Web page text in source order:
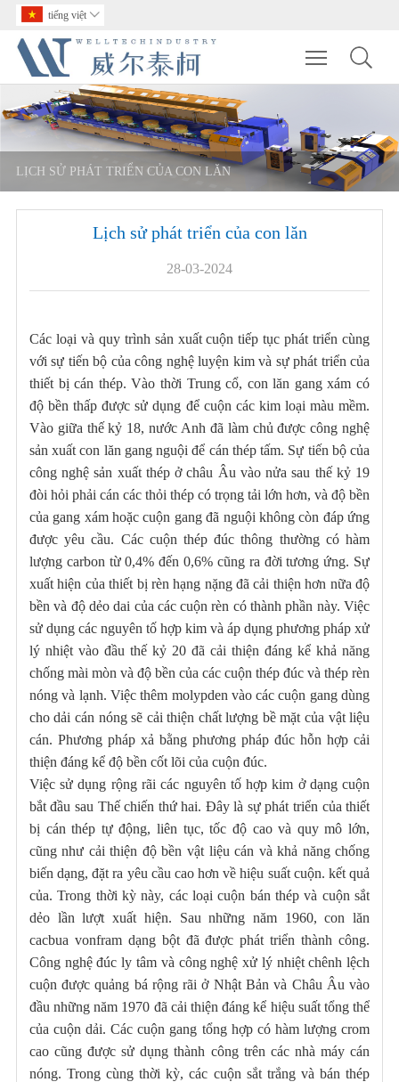
tiếng việt 
Toggle
LỊCH SỬ PHÁT TRIỂN CỦA CON LĂN
Lịch sử phát triển của con lăn
28-03-2024
Các loại và quy trình sản xuất cuộn tiếp tục phát triển cùng
với sự tiến bộ của công nghệ luyện kim và sự phát triển của
thiết bị cán thép. Vào thời Trung cổ, con lăn gang xám có
độ bền thấp được sử dụng để cuộn các kim loại màu mềm.
Vào giữa thế kỷ 18, nước Anh đã làm chủ được công nghệ
sản xuất con lăn gang nguội để cán thép tấm. Sự tiến bộ của
công nghệ sản xuất thép ở châu Âu vào nửa sau thế kỷ 19
đòi hỏi phải cán các thỏi thép có trọng tải lớn hơn, và độ bền
của gang xám hoặc cuộn gang đã nguội không còn đáp ứng
được yêu cầu. Các cuộn thép đúc thông thường có hàm
lượng carbon từ 0,4% đến 0,6% cũng ra đời tương ứng. Sự
xuất hiện của thiết bị rèn hạng nặng đã cải thiện hơn nữa độ
bền và độ dẻo dai của các cuộn rèn có thành phần này. Việc
sử dụng các nguyên tố hợp kim và áp dụng phương pháp xử
lý nhiệt vào đầu thế kỷ 20 đã cải thiện đáng kể khả năng
chống mài mòn và độ bền của các cuộn thép đúc và thép rèn
nóng và lạnh. Việc thêm molypden vào các cuộn gang dùng
cho dải cán nóng sẽ cải thiện chất lượng bề mặt của vật liệu
cán. Phương pháp xả bằng phương pháp đúc hỗn hợp cải
thiện đáng kể độ bền cốt lõi của cuộn đúc.
Việc sử dụng rộng rãi các nguyên tố hợp kim ở dạng cuộn
bắt đầu sau Thế chiến thứ hai. Đây là sự phát triển của thiết
bị cán thép tự động, liên tục, tốc độ cao và quy mô lớn,
cũng như cải thiện độ bền vật liệu cán và khả năng chống
biến dạng, đặt ra yêu cầu cao hơn về hiệu suất cuộn. kết quả
của. Trong thời kỳ này, các loại cuộn bán thép và cuộn sắt
dẻo lần lượt xuất hiện. Sau những năm 1960, con lăn
cacbua vonfram dạng bột đã được phát triển thành công.
Công nghệ đúc ly tâm và công nghệ xử lý nhiệt chênh lệch
cuộn được quảng bá rộng rãi ở Nhật Bản và Châu Âu vào
đầu những năm 1970 đã cải thiện đáng kể hiệu suất tổng thể
của cuộn dải. Các cuộn gang tổng hợp có hàm lượng crom
cao cũng được sử dụng thành công trên các nhà máy cán
nóng. Trong cùng thời kỳ, các cuộn sắt trắng và bán thép